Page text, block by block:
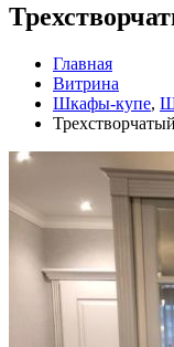
Главная
Витрина
Шкафы-купе,